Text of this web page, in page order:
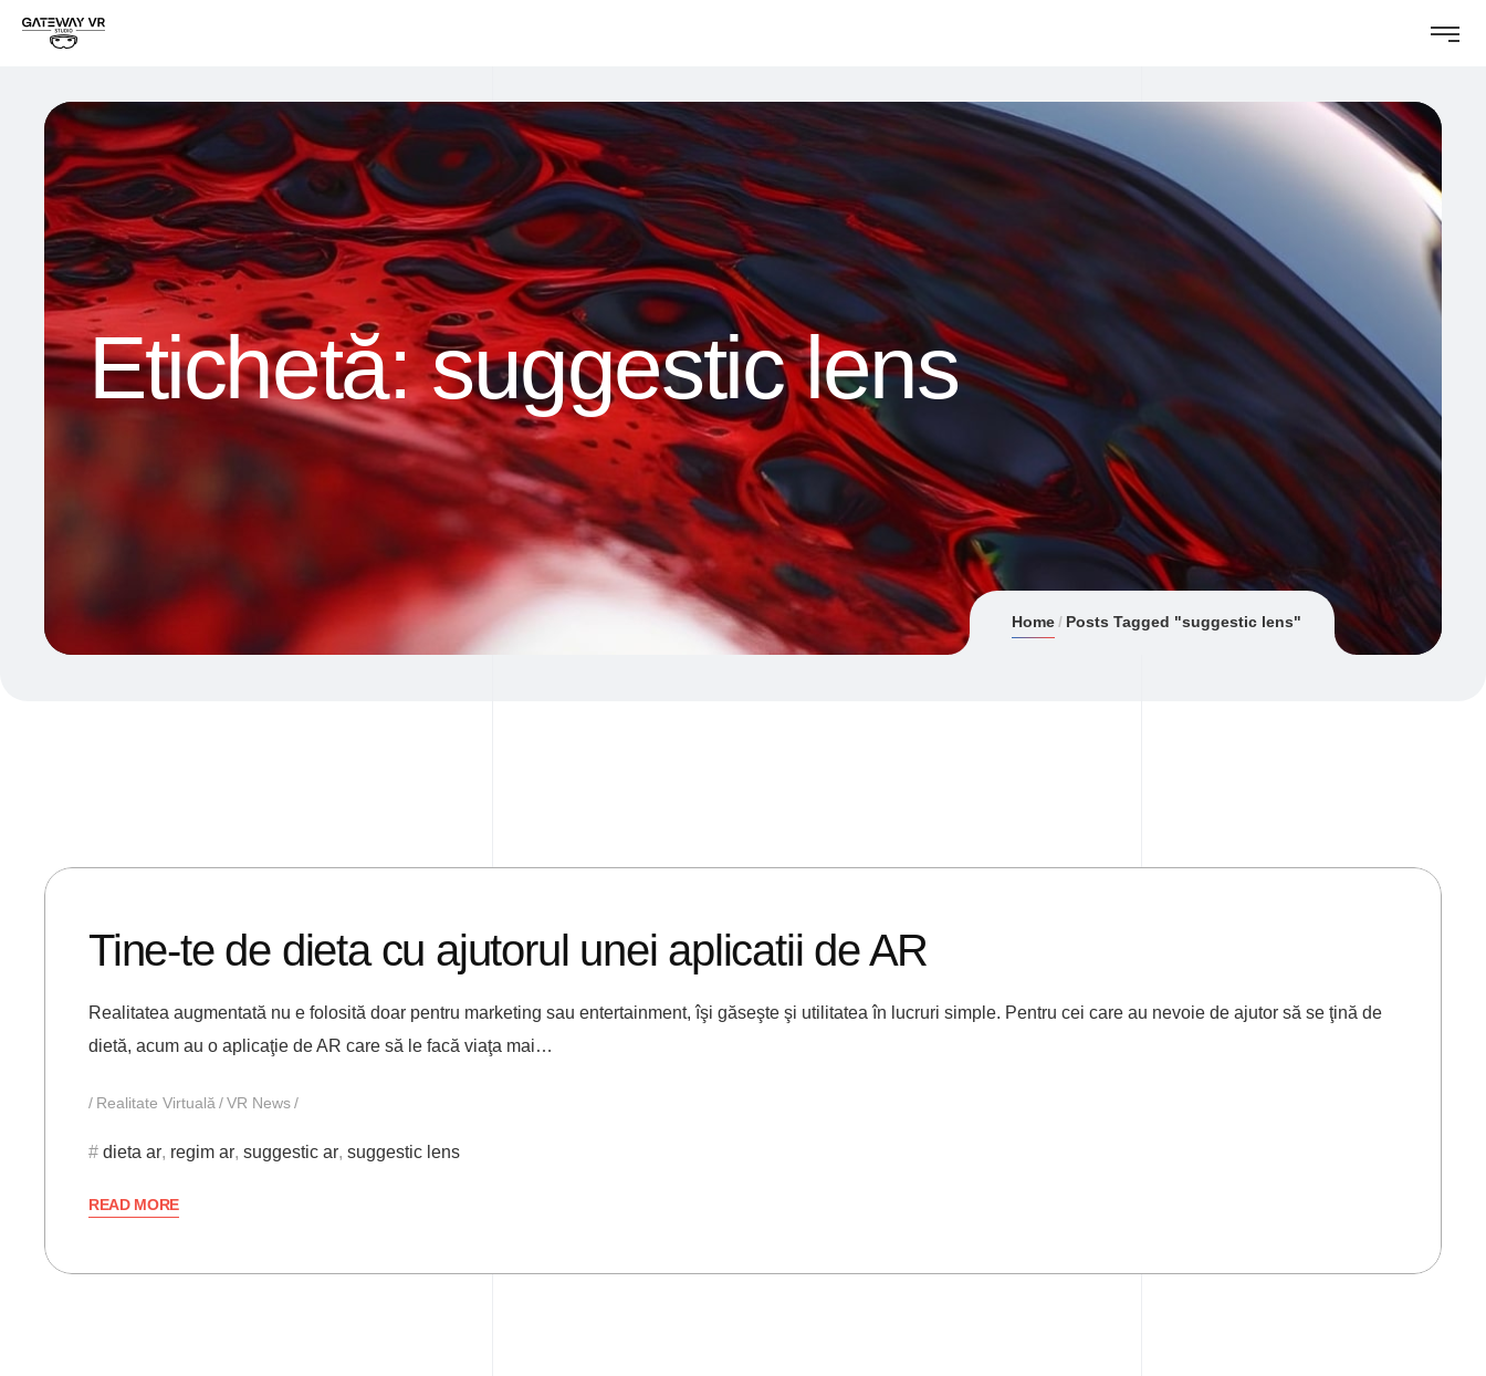
Etichetă:suggestic lens
Home Posts Tagged "suggestic lens"
Tine-te de dieta cu ajutorul unei aplicatii de AR
Realitatea augmentată nu e folosită doar pentru marketing sau entertainment, îşi găseşte şi utilitatea în lucruri simple. Pentru cei care au nevoie de ajutor să se ţină de
dietă, acum au o aplicaţie de AR care să le facă viaţa mai…
Realitate Virtuală VR News
dieta ar, regim ar, suggestic ar, suggestic lens
READ MORE